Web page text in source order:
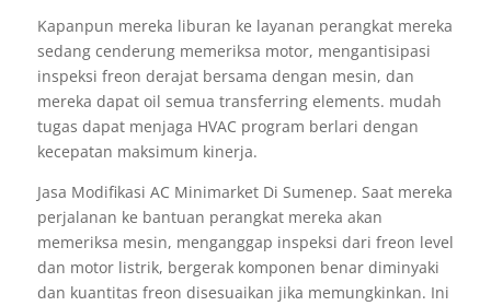
Kapanpun mereka liburan ke layanan perangkat mereka
sedang cenderung memeriksa motor, mengantisipasi
inspeksi freon derajat bersama dengan mesin, dan
mereka dapat oil semua transferring elements. mudah
tugas dapat menjaga HVAC program berlari dengan
kecepatan maksimum kinerja.
Jasa Modifikasi AC Minimarket Di Sumenep. Saat mereka
perjalanan ke bantuan perangkat mereka akan
memeriksa mesin, menganggap inspeksi dari freon level
dan motor listrik, bergerak komponen benar diminyaki
dan kuantitas freon disesuaikan jika memungkinkan. Ini